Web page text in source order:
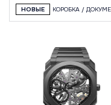
НОВЫЕ КОРОБКА /